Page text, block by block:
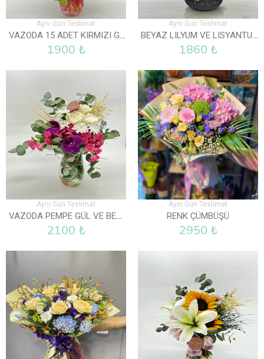
Aynı Gün Teslimat
VAZODA 15 ADET KIRMIZI GÜL
1900 ₺
Aynı Gün Teslimat
BEYAZ LILYUM VE LISYANTUS ARAJMANI
1860 ₺
Aynı Gün Teslimat
VAZODA PEMPE GÜL VE BEYAZ GÜLLER
2100 ₺
Aynı Gün Teslimat
RENK ÇÜMBÜŞÜ
2950 ₺